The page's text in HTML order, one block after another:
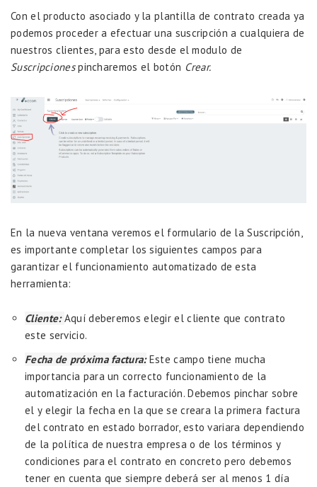
Con el producto asociado y la plantilla de contrato creada ya
podemos proceder a efectuar una suscripción a cualquiera de
nuestros clientes, para esto desde el modulo de
Suscripcionespincharemos el botón Crear.
En la nueva ventana veremos el formulario de la Suscripción,
es importante completar los siguientes campos para
garantizar el funcionamiento automatizado de esta
herramienta:
Cliente: Aquí deberemos elegir el cliente que contrato
este servicio.
Fecha de próxima factura:Este campo tiene mucha
importancia para un correcto funcionamiento de la
automatización en la facturación. Debemos pinchar sobre
el y elegir la fecha en la que se creara la primera factura
del contrato en estado borrador, esto variara dependiendo
de la política de nuestra empresa o de los términos y
condiciones para el contrato en concreto pero debemos
tener en cuenta que siempre deberá ser al menos 1 día